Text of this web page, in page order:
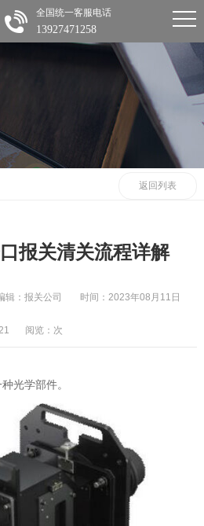
全国统一客服电话
13927471258
返回列表
报关清关流程详解
辑：报关公司 时间：2023年08月11日
阅览： 次
光学部件。